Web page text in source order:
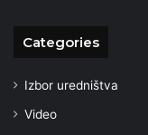
Categories
Izbor uredništva
Video